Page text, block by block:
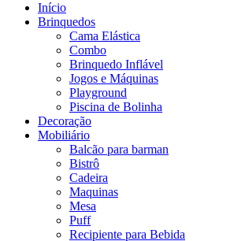
Início
Brinquedos
Cama Elástica
Combo
Brinquedo Inflável
Jogos e Máquinas
Playground
Piscina de Bolinha
Decoração
Mobiliário
Balcão para barman
Bistrô
Cadeira
Maquinas
Mesa
Puff
Recipiente para Bebida